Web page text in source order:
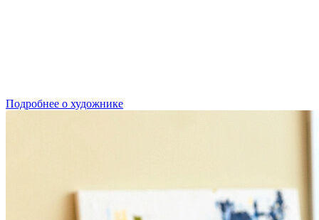
Подробнее о художнике